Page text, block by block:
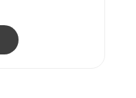
DE PARED